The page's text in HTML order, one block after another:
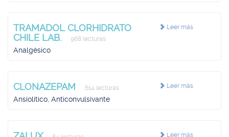
Leer más
TRAMADOL CLORHIDRATO
CHILE LAB.
968 lecturas
Analgésico
Leer más
CLONAZEPAM 614 lecturas
Ansiolítico, Anticonvulsivante
Leer más